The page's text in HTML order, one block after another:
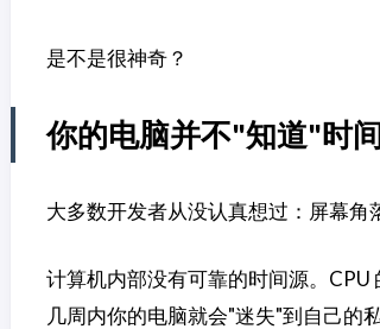
是不是很神奇？
你的电脑并不"知道"时
大多数开发者从没认真想过：屏幕角
计算机内部没有可靠的时间源。
几周内你的电脑就会"迷失"到自己的